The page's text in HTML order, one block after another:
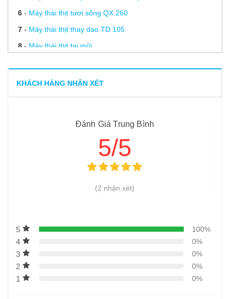
6- Máy thái thịt tươi sống QX 260
7- Máy thái thịt thay dao TD 105
8- Máy thái thịt tai mũi
-
Mài dao máy thái thịt
Hướng dẫn sử dụng máy thái thịt thay dao đúng cách
Tư vấn mua máy thái thịt bò tươi sống, đông lạnh 2025
Hướng dẫn vệ sinh và bảo quản máy thái thịt thay dao
Giá máy thái thịt – Các dòng máy thái thịt có giá bao
KHÁCH HÀNG NHẬN XÉT
Đánh Giá Trung Bình
5/5
(2 nhận xét)
5 100%
4 0%
3 0%
2 0%
1 0%